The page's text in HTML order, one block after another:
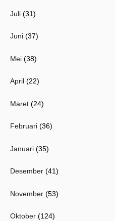
Juli (31)
Juni (37)
Mei (38)
April (22)
Maret (24)
Februari (36)
Januari (35)
Desember (41)
November (53)
Oktober (124)